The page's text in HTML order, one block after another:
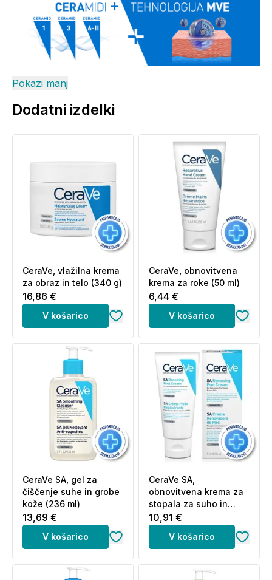
Pokazi manj
Dodatni izdelki
CeraVe, vlažilna krema
za obraz in telo (340 g)
16,86 €
V košarico
CeraVe, obnovitvena
krema za roke (50 ml)
6,44 €
V košarico
CeraVe SA, gel za
čiščenje suhe in grobe
kože (236 ml)
13,69 €
V košarico
CeraVe SA,
obnovitvena krema za
stopala za suho in
hrapavo kožo (88 ml)
10,91 €
V košarico